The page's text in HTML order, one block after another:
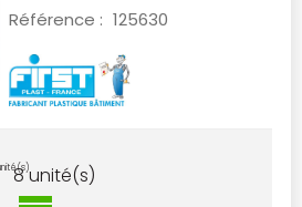
Référence : 125630
8unité(s)